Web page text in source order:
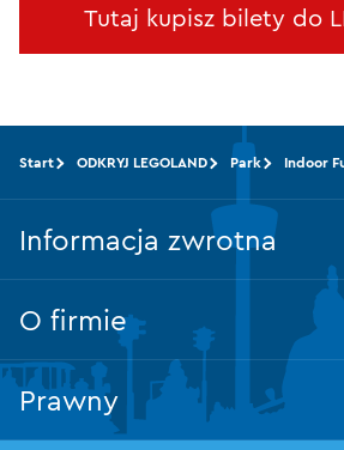
Tutaj kupisz bilety do
Start ODKRYJ LEGOLAND Park Indoor
Informacja zwrotna
O firmie
Prawny